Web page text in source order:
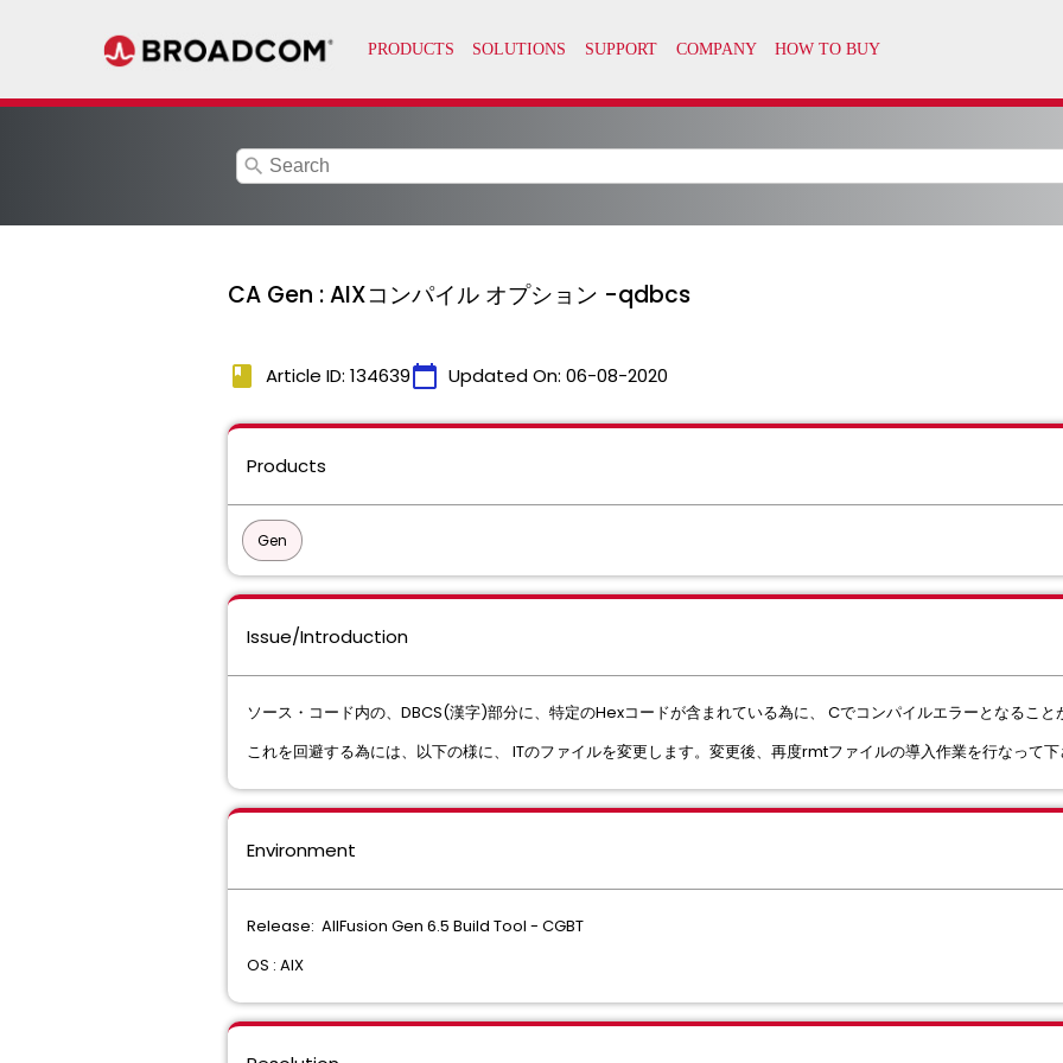
search
CA Gen : AIXコンパイル オプション -qdbcs
book Article ID: 134639calendar_today Updated On: 06-08-2020
Products
Gen
Issue/Introduction
ソース・コード内の、DBCS(漢字)部分に、特定のHexコードが含まれている為に、 Cでコンパイルエラーとなること
これを回避する為には、以下の様に、 ITのファイルを変更します。変更後、再度rmtファイルの導入作業を行なって下
Environment
Release: AllFusion Gen 6.5 Build Tool - CGBT
OS : AIX